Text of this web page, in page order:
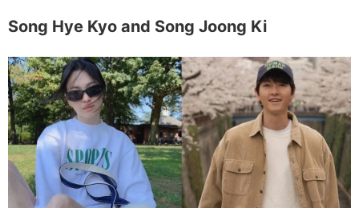
Song Hye Kyo and Song Joong Ki